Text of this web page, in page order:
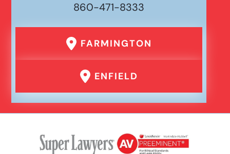
860-471-8333
FARMINGTON
ENFIELD